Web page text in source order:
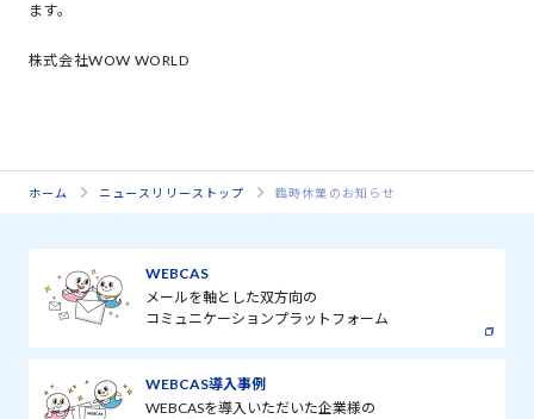
ます。
株式会社WOW WORLD
ホーム ニュースリリーストップ 臨時休業のお知らせ
WEBCAS
メールを軸とした双方向の
コミュニケーションプラットフォーム
WEBCAS導入事例
WEBCASを導入いただいた企業様の